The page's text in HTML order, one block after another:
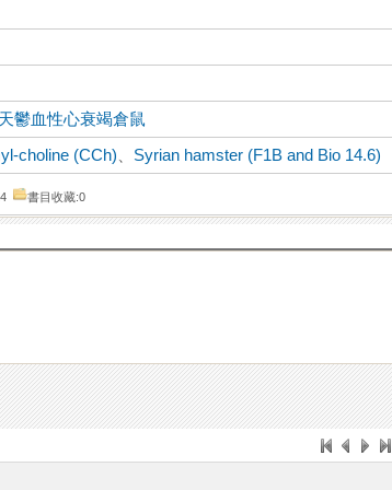
鬱血性心衰竭倉鼠
choline (CCh)
Syrian hamster (F1B and Bio 14.6)
書目收藏:0